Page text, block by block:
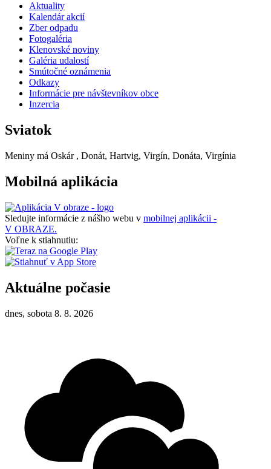
Aktuality
Kalendár akcií
Zber odpadu
Fotogaléria
Klenovské noviny
Galéria udalostí
Smútočné oznámenia
Odkazy
Informácie pre návštevníkov obce
Inzercia
Sviatok
Meniny má Oskár , Donát, Hartvig, Virgín, Donáta, Virgínia
Mobilná aplikácia
Sledujte informácie z nášho webu v mobilnej aplikácii -
V OBRAZE.
Voľne k stiahnutiu:
Aktuálne počasie
dnes, sobota 8. 8. 2026